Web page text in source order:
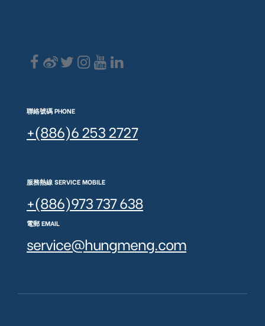
聯絡號碼 PHONE
+(886)6 253 2727
服務熱線 SERVICE MOBILE
+(886)973 737 638
電郵 EMAIL
service@hungmeng.com